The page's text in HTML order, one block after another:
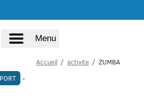
Menu
Accueil activite
ZUMBA
-